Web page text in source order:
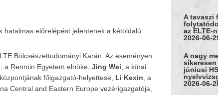
hatalmas előrelépést jelentenek a kétoldalú
Bölcsészettudományi Karán. Az eseményen
, a Renmin Egyetem elnöke, Jing Wei , a kínai
főigazgató-helyettese, Li Kexin , a
Central and Eastern Europe vezérigazgatója,
A tavaszi
az ELTE-n
2026-06-
A nagy
júniusi
2026-06-